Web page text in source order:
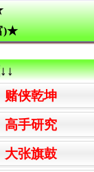
)★
赌侠乾坤
高手研究
大张旗鼓